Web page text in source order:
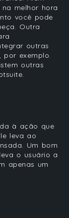
na melhor hora
você pode
Outra
outras
por exemplo.
outras
à ação que
leva ao
Um bom
o usuário a
apenas um